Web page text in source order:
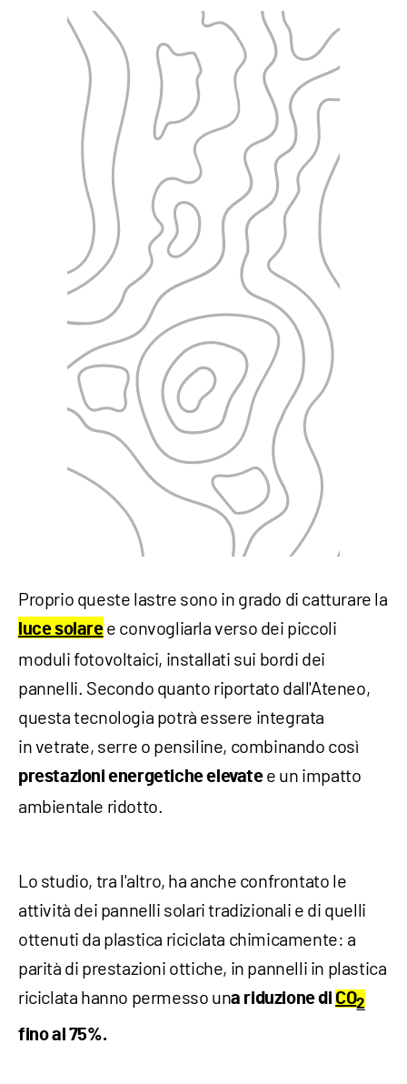
Proprio queste lastre sono in grado di catturare la
luce solaree convogliarla verso dei piccoli
moduli fotovoltaici, installati sui bordi dei
pannelli. Secondo quanto riportato dall'Ateneo,
questa tecnologia potrà essere integrata
in vetrate, serre o pensiline, combinando così
prestazioni energetiche elevatee un impatto
ambientale ridotto.
Lo studio, tra l'altro, ha anche confrontato le
attività dei pannelli solari tradizionali e di quelli
ottenuti da plastica riciclata chimicamente: a
parità di prestazioni ottiche, in pannelli in plastica
riciclata hanno permesso una riduzione di CO2
fino al 75%.